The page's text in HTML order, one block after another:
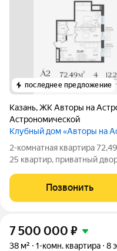
последнее предложение
Казань,ЖК Авторы на
Астрономической
Клубный дом «Авторы на
2-комнатная квартира
25 квартир, приватный
кто выбирает редкость,
детали. Продаётся
Позвонить
7 500 000 ₽
38 м² 1-комн. квартира 8